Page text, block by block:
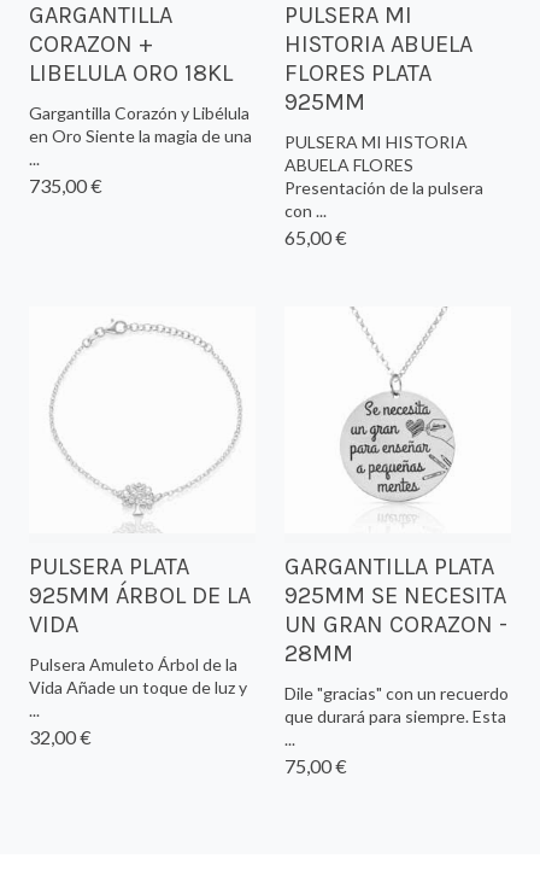
GARGANTILLA
CORAZON +
LIBELULA ORO 18KL
Gargantilla Corazón y Libélula
en Oro Siente la magia de una
...
735,00 €
PULSERA MI
HISTORIA ABUELA
FLORES PLATA
925MM
PULSERA MI HISTORIA
ABUELA FLORES
Presentación de la pulsera
con ...
65,00 €
PULSERA PLATA
925MM ÁRBOL DE LA
VIDA
Pulsera Amuleto Árbol de la
Vida Añade un toque de luz y
...
32,00 €
GARGANTILLA PLATA
925MM SE NECESITA
UN GRAN CORAZON -
28MM
Dile "gracias" con un recuerdo
que durará para siempre. Esta
...
75,00 €